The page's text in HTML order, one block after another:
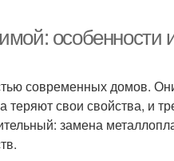
особенности
современных домов.
свои свойства, и
замена